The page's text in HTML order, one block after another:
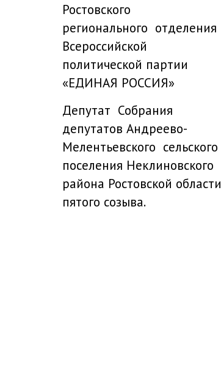
Ростовского
регионального отделения
Всероссийской
политической партии
«ЕДИНАЯ РОССИЯ»
Депутат Собрания
депутатов Андреево-
Мелентьевского сельского
поселения Неклиновского
района Ростовской области
пятого созыва.